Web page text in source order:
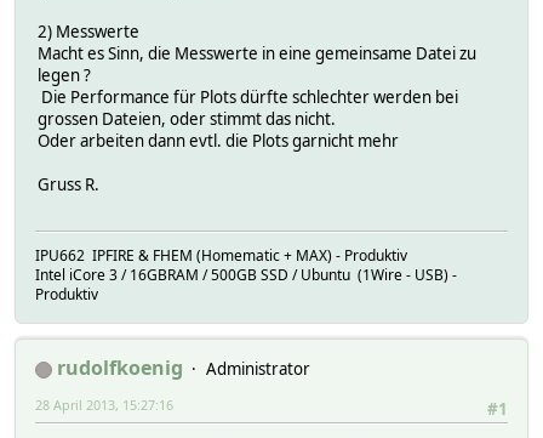
2) Messwerte
Macht es Sinn, die Messwerte in eine gemeinsame Datei zu
legen ?
Die Performance für Plots dürfte schlechter werden bei
grossen Dateien, oder stimmt das nicht.
Oder arbeiten dann evtl. die Plots garnicht mehr
Gruss R.
IPU662 IPFIRE & FHEM (Homematic + MAX) - Produktiv
Intel iCore 3 / 16GBRAM / 500GB SSD / Ubuntu (1Wire - USB) -
Produktiv
rudolfkoenig
Administrator
#1
28 April 2013, 15:27:16